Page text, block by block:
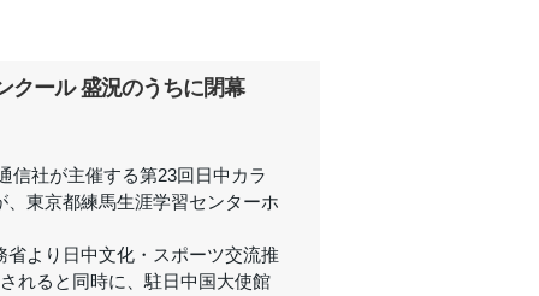
クール 盛況のうちに閉幕
信社が主催する第23回日中カラ
、東京都練馬生涯学習センターホ
より日中文化・スポーツ交流推
れると同時に、駐日中国大使館